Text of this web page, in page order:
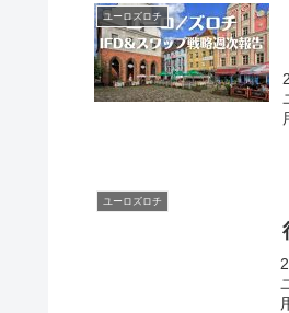
ユーロズロチ
ユーロズロチ